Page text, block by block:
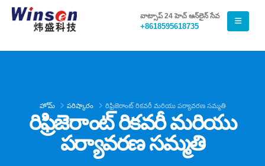
వాట్సాప్ 24 హెచ్ ఆన్‌లైన్ సేవ
+8618595618735
హోమ్ పరిష్కారం రిఫ్రిజెరాంట్ రికవరీ మరియు పర్యావరణ సమ్మతి
రిఫ్రిజెరాంట్ రికవరీ మరియు
పర్యావరణ సమ్మతి